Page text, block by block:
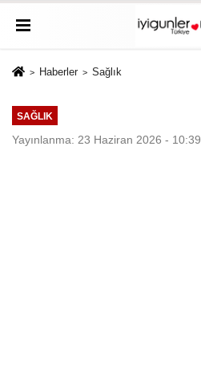
Haberler Sağlık
SAĞLIK
Yayınlanma: 23 Haziran 2026 - 10:39